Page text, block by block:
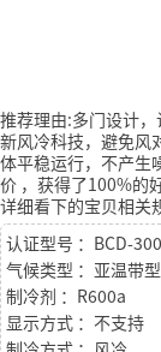
推荐理由:多门设计
新风冷科技，避免风
体平稳运行，不产生
价 ，获得了100%的
详细看下的宝贝相关
认证型号 ：BCD-
制冷剂 ：R600a
显示方式 ：不支持